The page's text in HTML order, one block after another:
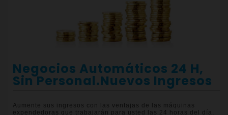
Negocios Automáticos 24 H,
Sin Personal.nuevos Ingresos
Aumente sus ingresos con las ventajas de las máquinas
expendedoras que trabajarán para usted las 24 horas del día,